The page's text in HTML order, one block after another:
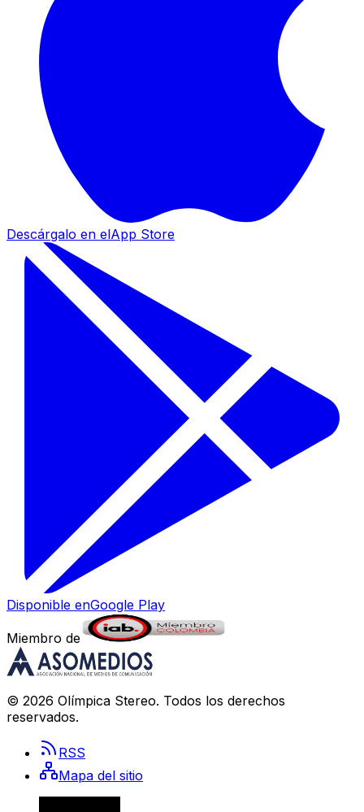
Descárgalo en elApp Store
Disponible enGoogle Play
Miembro de
© 2026 Olímpica Stereo. Todos los derechos
reservados.
RSS
Mapa del sitio